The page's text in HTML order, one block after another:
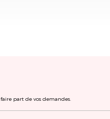
part de vos demandes.